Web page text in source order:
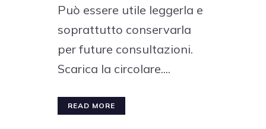
Può essere utile leggerla e
soprattutto conservarla
per future consultazioni.
Scarica la circolare....
READ MORE